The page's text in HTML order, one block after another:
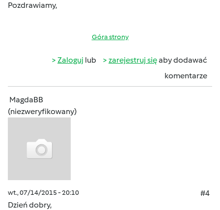
Pozdrawiamy,
Góra strony
Zaloguj lub zarejestruj sięaby dodawać
komentarze
MagdaBB
(niezweryfikowany)
wt., 07/14/2015 - 20:10
#4
Dzień dobry,